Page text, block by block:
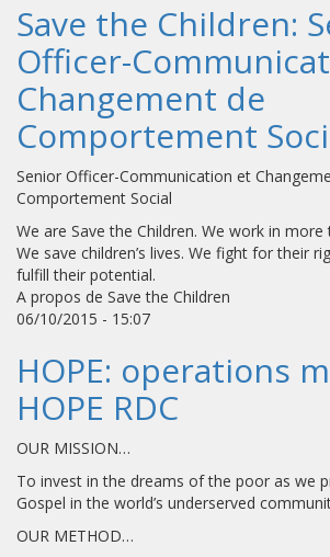
Save the Children:
Officer-
Changement de
Comportement
Senior Officer-Communication et
Comportement Social
We are Save the Children. We work in
We save children’s lives. We fight for their
fulfill their potential.
A propos de Save the Children
06/10/2015 - 15:07
HOPE: operations
HOPE RDC
OUR MISSION…
To invest in the dreams of the poor as we
Gospel in the world’s underserved
OUR METHOD…